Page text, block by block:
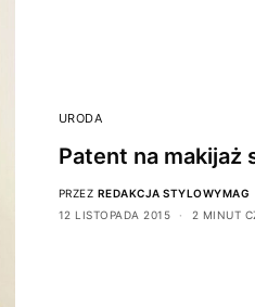
URODA
Patent na
PRZEZ REDAKCJA STYLOWYMAG
12 LISTOPADA 2015
2 MINUT